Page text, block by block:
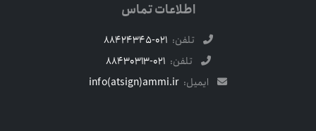
اطلاعات تماس
تلفن: 021-88424345
تلفن: 021-88430313
ایمیل: info(atsign)ammi.ir